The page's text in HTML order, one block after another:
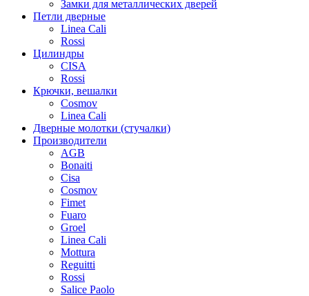
Замки для металлических дверей
Петли дверные
Linea Cali
Rossi
Цилиндры
CISA
Rossi
Крючки, вешалки
Cosmov
Linea Cali
Дверные молотки (стучалки)
Производители
AGB
Bonaiti
Cisa
Cosmov
Fimet
Fuaro
Groel
Linea Cali
Mottura
Reguitti
Rossi
Salice Paolo